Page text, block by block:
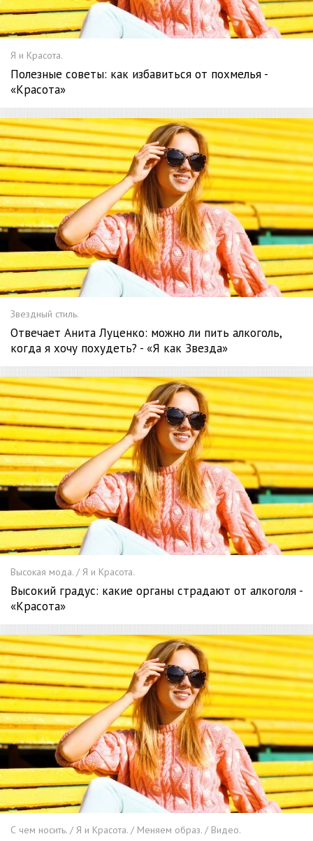
Я и Красота.
Полезные советы: как избавиться от похмелья -
«Красота»
Звездный стиль.
Отвечает Анита Луценко: можно ли пить алкоголь,
когда я хочу похудеть? - «Я как Звезда»
Высокая мода. / Я и Красота.
Высокий градус: какие органы страдают от алкоголя -
«Красота»
С чем носить. / Я и Красота. / Меняем образ. / Видео.